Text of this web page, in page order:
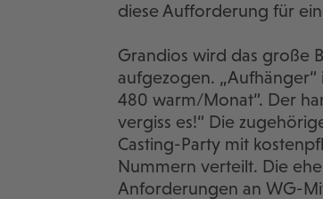
diese Aufforderung für
Grandios wird das große
aufgezogen. „Aufhänger“
480 warm/Monat“. Der
vergiss es!“ Die
Casting-Party mit
Nummern verteilt. Die
Anforderungen an WG-